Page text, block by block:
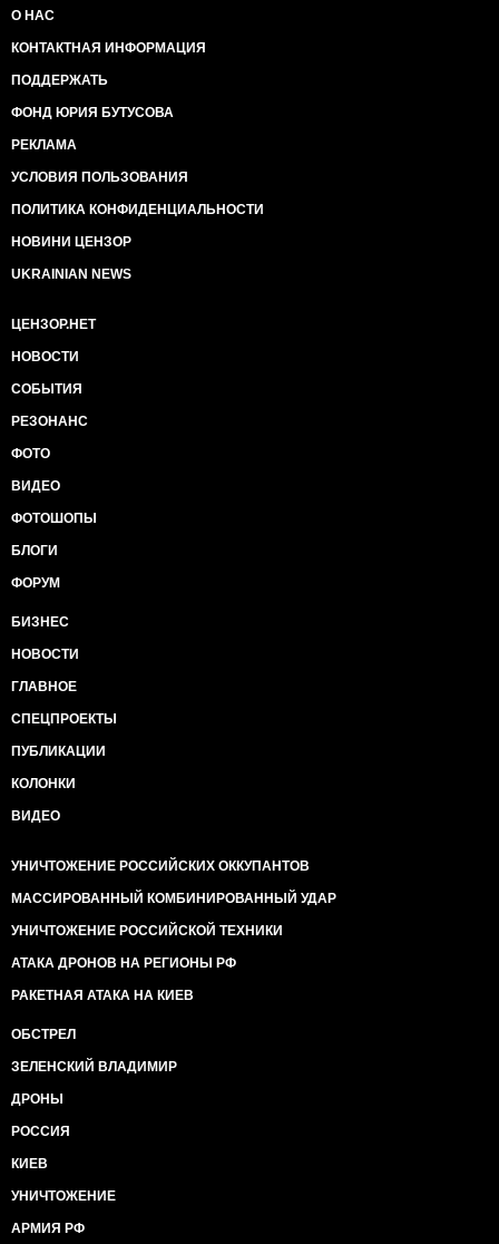
О НАС
КОНТАКТНАЯ ИНФОРМАЦИЯ
ПОДДЕРЖАТЬ
ФОНД ЮРИЯ БУТУСОВА
РЕКЛАМА
УСЛОВИЯ ПОЛЬЗОВАНИЯ
ПОЛИТИКА КОНФИДЕНЦИАЛЬНОСТИ
НОВИНИ ЦЕНЗОР
UKRAINIAN NEWS
ЦЕНЗОР.НЕТ
НОВОСТИ
СОБЫТИЯ
РЕЗОНАНС
ФОТО
ВИДЕО
ФОТОШОПЫ
БЛОГИ
ФОРУМ
БИЗНЕС
НОВОСТИ
ГЛАВНОЕ
СПЕЦПРОЕКТЫ
ПУБЛИКАЦИИ
КОЛОНКИ
ВИДЕО
УНИЧТОЖЕНИЕ РОССИЙСКИХ ОККУПАНТОВ
МАССИРОВАННЫЙ КОМБИНИРОВАННЫЙ УДАР
УНИЧТОЖЕНИЕ РОССИЙСКОЙ ТЕХНИКИ
АТАКА ДРОНОВ НА РЕГИОНЫ РФ
РАКЕТНАЯ АТАКА НА КИЕВ
ОБСТРЕЛ
ЗЕЛЕНСКИЙ ВЛАДИМИР
ДРОНЫ
РОССИЯ
КИЕВ
УНИЧТОЖЕНИЕ
АРМИЯ РФ